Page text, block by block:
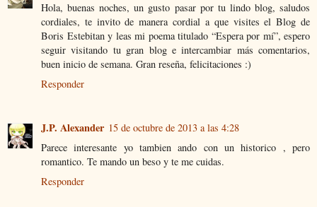
Hola, buenas noches, un gusto pasar por tu lindo blog, saludos
cordiales, te invito de manera cordial a que visites el Blog de
Boris Estebitan y leas mi poema titulado “Espera por mí”, espero
seguir visitando tu gran blog e intercambiar más comentarios,
buen inicio de semana. Gran reseña, felicitaciones :)
Responder
J.P. Alexander 15 de octubre de 2013 a las 4:28
Parece interesante yo tambien ando con un historico , pero
romantico. Te mando un beso y te me cuidas.
Responder